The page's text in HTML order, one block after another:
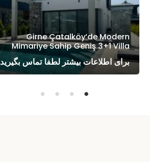
Girne Çatalköy’de Modern
Mimariye Sahip Geniş 3+1 Villa
برای اطلاعات بیشتر لطفا تماس بگیرید